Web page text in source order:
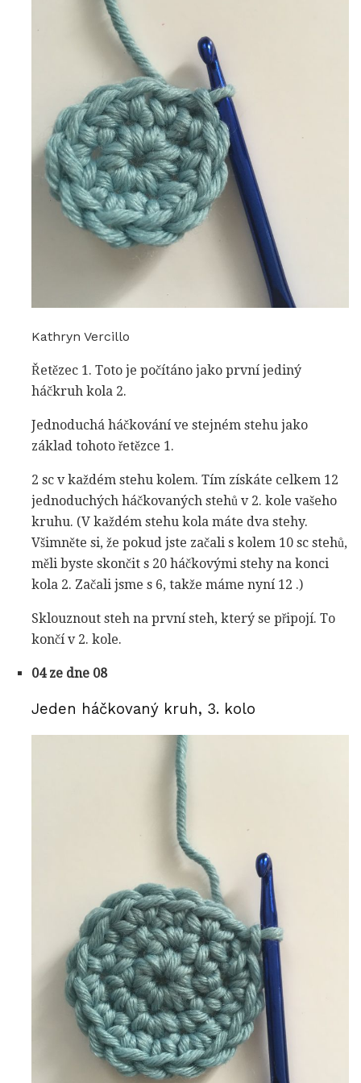
Kathryn Vercillo
Řetězec 1. Toto je počítáno jako první jediný
háčkruh kola 2.
Jednoduchá háčkování ve stejném stehu jako
základ tohoto řetězce 1.
2 sc v každém stehu kolem. Tím získáte celkem 12
jednoduchých háčkovaných stehů v 2. kole vašeho
kruhu. (V každém stehu kola máte dva stehy.
Všimněte si, že pokud jste začali s kolem 10 sc stehů,
měli byste skončit s 20 háčkovými stehy na konci
kola 2. Začali jsme s 6, takže máme nyní 12 .)
Sklouznout steh na první steh, který se připojí. To
končí v 2. kole.
04 ze dne 08
Jeden háčkovaný kruh, 3. kolo